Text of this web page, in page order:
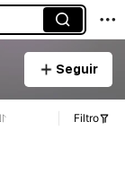
Seguir
Filtro